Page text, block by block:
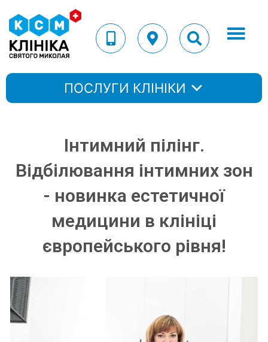
ПОСЛУГИ КЛІНІКИ
Інтимний пілінг.
Відбілювання інтимних зон
- новинка естетичної
медицини в клініці
європейського рівня!